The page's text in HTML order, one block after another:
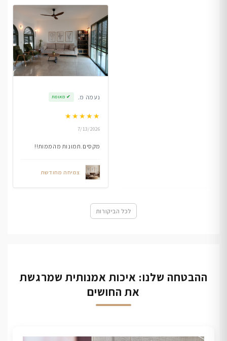
נעמה מ. ✔ מאומת
★★★★★
7/13/2026
מקסים.תמונות מהממות!!
צמיחה מחודשת
לכל הביקורות
ההבטחה שלנו: איכות אמנותית שמרגשת
את החושים